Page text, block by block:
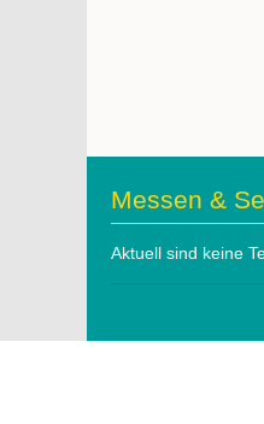
Messen &
Aktuell sind keine